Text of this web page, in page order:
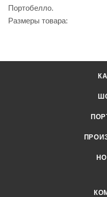
Портобелло.
Размеры товара: